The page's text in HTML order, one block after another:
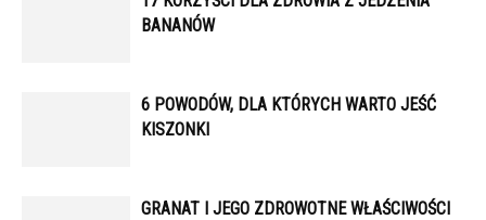
BANANÓW
6 POWODÓW, DLA KTÓRYCH WARTO JEŚĆ
KISZONKI
GRANAT I JEGO ZDROWOTNE WŁAŚCIWOŚCI